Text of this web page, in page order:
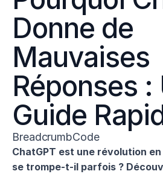
Donne de
Mauvaises
Réponses :
Guide
BreadcrumbCode
ChatGPT est une révolution
se trompe-t-il parfois ?